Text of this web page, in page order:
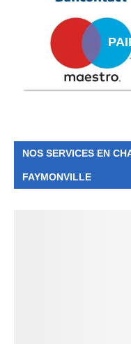
NOS SERVICES EN
FAYMONVILLE